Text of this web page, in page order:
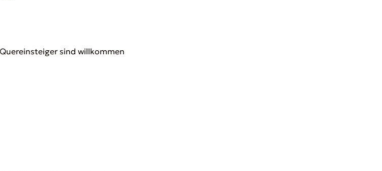
sind willkommen